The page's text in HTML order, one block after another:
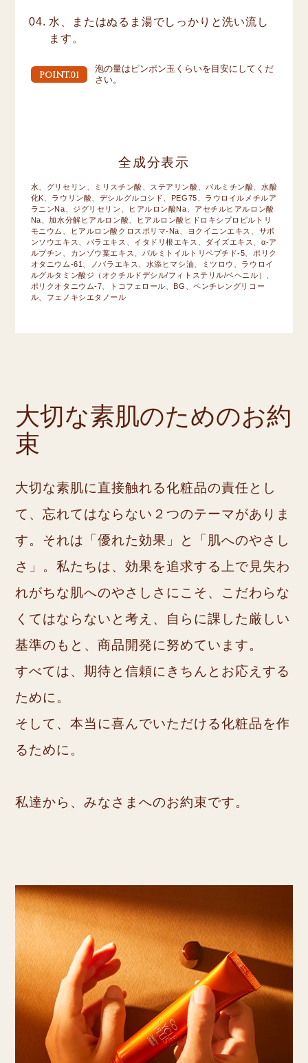
水、またはぬるま湯でしっかりと洗い流し
ます。
POINT.01
泡の量はピンポン玉くらいを目安にしてくだ
さい。
全成分表示
水、グリセリン、ミリスチン酸、ステアリン酸、パルミチン酸、水酸
化K、ラウリン酸、デシルグルコシド、PEG75、ラウロイルメチルア
ラニンNa、ジグリセリン、ヒアルロン酸Na、アセチルヒアルロン酸
Na、加水分解ヒアルロン酸、ヒアルロン酸ヒドロキシプロピルトリ
モニウム、ヒアルロン酸クロスポリマ-Na、ヨクイニンエキス、サボ
ンソウエキス、バラエキス、イタドリ根エキス、ダイズエキス、α-ア
ルブチン、カンゾウ葉エキス、パルミトイルトリペプチド-5、ポリク
オタニウム-61、ノバラエキス、水添ヒマシ油、ミツロウ、ラウロイ
ルグルタミン酸ジ（オクチルドデシル/フィトステリル/ベヘニル）、
ポリクオタニウム-7、トコフェロール、BG、ペンチレングリコー
ル、フェノキシエタノール
大切な素肌のためのお約
束
大切な素肌に直接触れる化粧品の責任とし
て、忘れてはならない２つのテーマがありま
す。 それは「優れた効果」と「肌へのやさし
さ」。私たちは、効果を追求する上で見失わ
れがちな肌へのやさしさにこそ、
こだわらな
くてはならないと考え、 自らに課した厳しい
基準のもと、商品開発に努めています。
すべては、期待と信頼にきちんとお応えする
ために。
そして、本当に喜んでいただける化粧品を作
るために。
私達から、みなさまへのお約束です。